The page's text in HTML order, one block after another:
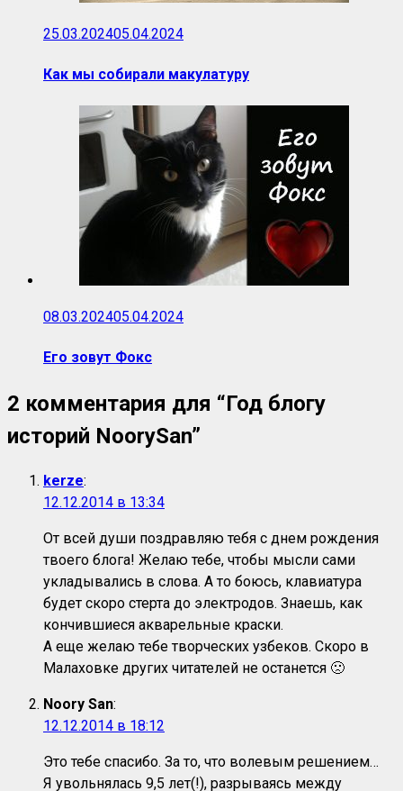
25.03.202405.04.2024
Как мы собирали макулатуру
08.03.202405.04.2024
Его зовут Фокс
2 комментария для “Год блогу
историй NoorySan”
kerze:
12.12.2014 в 13:34
От всей души поздравляю тебя с днем рождения
твоего блога! Желаю тебе, чтобы мысли сами
укладывались в слова. А то боюсь, клавиатура
будет скоро стерта до электродов. Знаешь, как
кончившиеся акварельные краски.
А еще желаю тебе творческих узбеков. Скоро в
Малаховке других читателей не останется 🙁
Noory San:
12.12.2014 в 18:12
Это тебе спасибо. За то, что волевым решением…
Я увольнялась 9,5 лет(!), разрываясь между